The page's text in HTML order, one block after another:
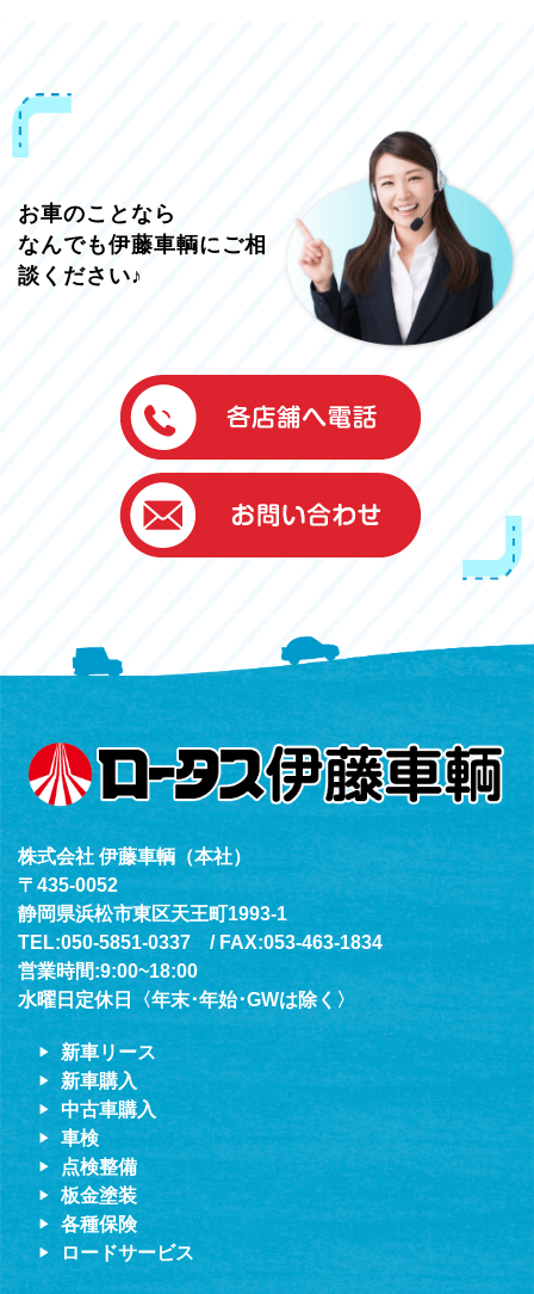
お車のことなら
なんでも伊藤車輌にご相
談ください♪
伊藤車輌（本社）
050-5851-0337
グッドワン浜松
050-5851-0338
浜北店
050-5851-0339
（年中無休24h対応）
株式会社 伊藤車輌（本社）
〒435-0052
静岡県浜松市東区天王町1993-1
TEL:050-5851-0337 / FAX:053-463-1834
営業時間:9:00~18:00
水曜日定休日〈年末･年始･GWは除く〉
新車リース
新車購入
中古車購入
車検
点検整備
板金塗装
各種保険
ロードサービス